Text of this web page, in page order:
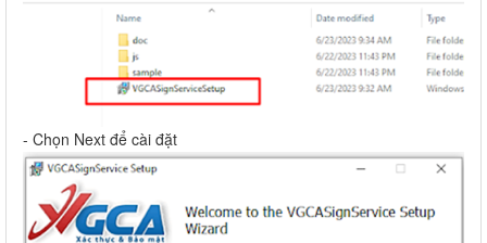
- Chọn Next để cài đặt